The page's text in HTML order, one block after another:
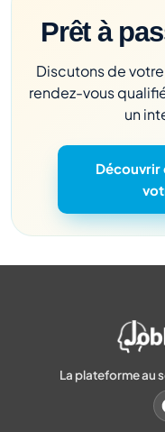
Prêt à
Discutons de
rendez-vous
un
Découvrir
La plateforme au